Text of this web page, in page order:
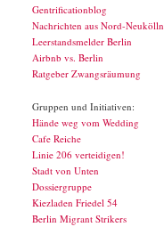
Gentrificationblog
Nachrichten aus Nord-Neukölln
Leerstandsmelder Berlin
Airbnb vs. Berlin
Ratgeber Zwangsräumung
Gruppen und Initiativen:
Hände weg vom Wedding
Cafe Reiche
Linie 206 verteidigen!
Stadt von Unten
Dossiergruppe
Kiezladen Friedel 54
Berlin Migrant Strikers